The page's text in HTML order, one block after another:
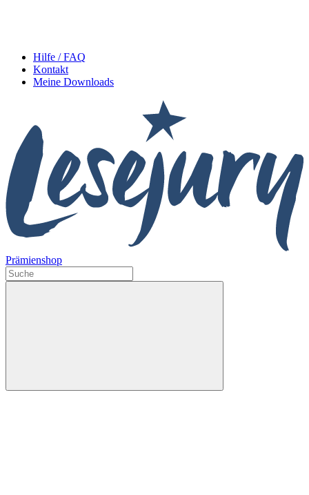
Hilfe / FAQ
Kontakt
Meine Downloads
Prämienshop